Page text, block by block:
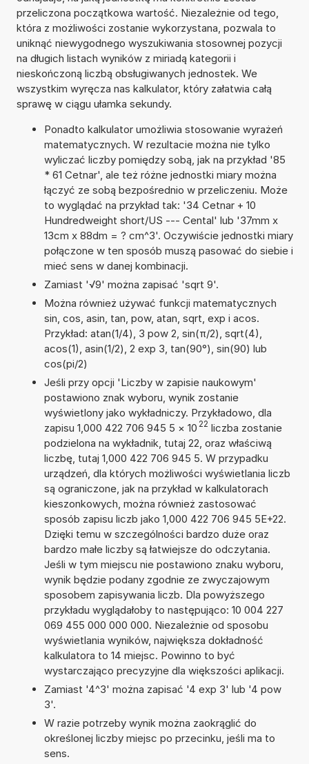
przeliczona początkowa wartość. Niezależnie od tego,
która z możliwości zostanie wykorzystana, pozwala to
uniknąć niewygodnego wyszukiwania stosownej pozycji
na długich listach wyników z miriadą kategorii i
nieskończoną liczbą obsługiwanych jednostek. We
wszystkim wyręcza nas kalkulator, który załatwia całą
sprawę w ciągu ułamka sekundy.
Ponadto kalkulator umożliwia stosowanie wyrażeń
matematycznych. W rezultacie można nie tylko
wyliczać liczby pomiędzy sobą, jak na przykład '85
* 61 Cetnar', ale też różne jednostki miary można
łączyć ze sobą bezpośrednio w przeliczeniu. Może
to wyglądać na przykład tak: '34 Cetnar + 10
Hundredweight short/US --- Cental' lub '37mm x
13cm x 88dm = ? cm^3'. Oczywiście jednostki miary
połączone w ten sposób muszą pasować do siebie i
mieć sens w danej kombinacji.
Zamiast '√9' można zapisać 'sqrt 9'.
Można również używać funkcji matematycznych
sin, cos, asin, tan, pow, atan, sqrt, exp i acos.
Przykład: atan(1/4), 3 pow 2, sin(π/2), sqrt(4),
acos(1), asin(1/2), 2 exp 3, tan(90°), sin(90) lub
cos(pi/2)
Jeśli przy opcji 'Liczby w zapisie naukowym'
postawiono znak wyboru, wynik zostanie
wyświetlony jako wykładniczy. Przykładowo, dla
zapisu 1,000 422 706 945 5 × 10 22 liczba zostanie
podzielona na wykładnik, tutaj 22, oraz właściwą
liczbę, tutaj 1,000 422 706 945 5. W przypadku
urządzeń, dla których możliwości wyświetlania liczb
są ograniczone, jak na przykład w kalkulatorach
kieszonkowych, można również zastosować
sposób zapisu liczb jako 1,000 422 706 945 5E+22.
Dzięki temu w szczególności bardzo duże oraz
bardzo małe liczby są łatwiejsze do odczytania.
Jeśli w tym miejscu nie postawiono znaku wyboru,
wynik będzie podany zgodnie ze zwyczajowym
sposobem zapisywania liczb. Dla powyższego
przykładu wyglądałoby to następująco: 10 004 227
069 455 000 000 000. Niezależnie od sposobu
wyświetlania wyników, największa dokładność
kalkulatora to 14 miejsc. Powinno to być
wystarczająco precyzyjne dla większości aplikacji.
Zamiast '4^3' można zapisać '4 exp 3' lub '4 pow
3'.
W razie potrzeby wynik można zaokrąglić do
określonej liczby miejsc po przecinku, jeśli ma to
sens.